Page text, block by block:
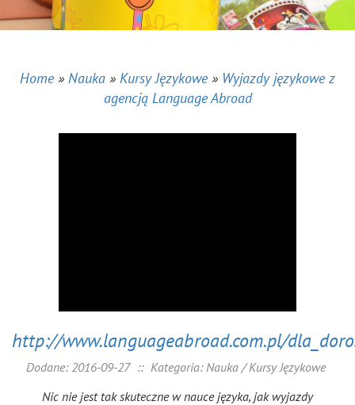
Home» Nauka » Kursy Językowe» Wyjazdy językowe z
agencją Language Abroad
http://www.languageabroad.com.pl/
Dodane: 2016-09-27 :: Kategoria: Nauka / Kursy Językowe
Nic nie jest tak skuteczne w nauce języka, jak wyjazdy